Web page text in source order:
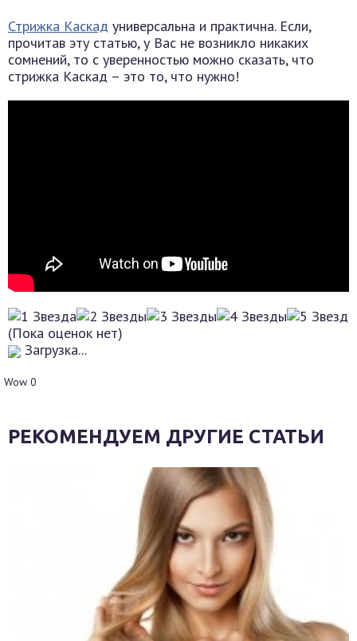
Стрижка Каскад универсальна и практична. Если,
прочитав эту статью, у Вас не возникло никаких
сомнений, то с уверенностью можно сказать, что
стрижка Каскад – это то, что нужно!
(Пока оценок нет)
Загрузка...
Wow 0
РЕКОМЕНДУЕМ ДРУГИЕ СТАТЬИ